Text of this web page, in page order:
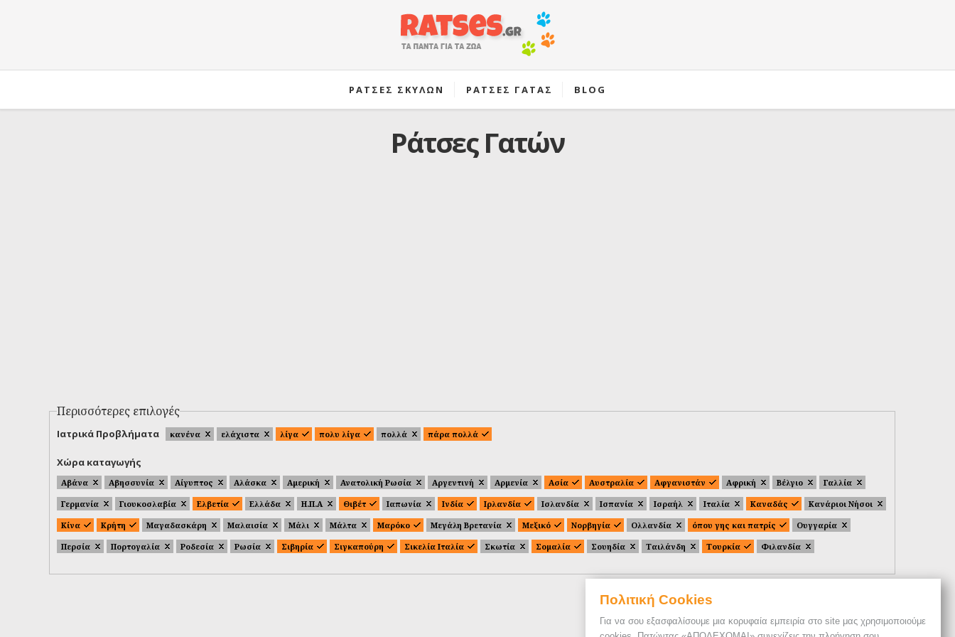
Πολιτική Cookies
Για να σου εξασφαλίσουμε μια κορυφαία εμπειρία στο site μας χρησιμοποιούμε
ΡΑΤΣΕΣ ΣΚΥΛΩΝ ΡΑΤΣΕΣ ΓΑΤΑΣ BLOG
Ράτσες Γατών
Περισσότερες επιλογές
Ιατρικά Προβλήματα κανένα ελάχιστα λίγα πολυ λίγα πολλά πάρα πολλά
Χώρα καταγωγής
Αβάνα Αβησσυνία Αίγυπτος Αλάσκα Αμερική Ανατολική Ρωσία Αργεντινή Αρμενία Ασία Αυστραλία Αφγανιστάν Αφρική Βέλγιο
Γαλλία
Γερμανία
Γιουκοσλαβία Ελβετία Ελλάδα Η.Π.Α Θιβέτ Ιαπωνία Ινδία Ιρλανδία Ισλανδία Ισπανία Ισραήλ Ιταλία Καναδάς
Κανάριοι Νήσοι
Κίνα
Κρήτη Μαγαδασκάρη Μαλαισία Μάλι Μάλτα Μαρόκο Μεγάλη Βρετανία Μεξικό Νορβηγία Ολλανδία όπου γης και πατρίς
Ουγγαρία
Περσία
Πορτογαλία Ροδεσία Ρωσία Σιβηρία Σιγκαπούρη Σικελία Ιταλία Σκωτία Σομαλία Σουηδία Ταιλάνδη Τουρκία Φιλανδία